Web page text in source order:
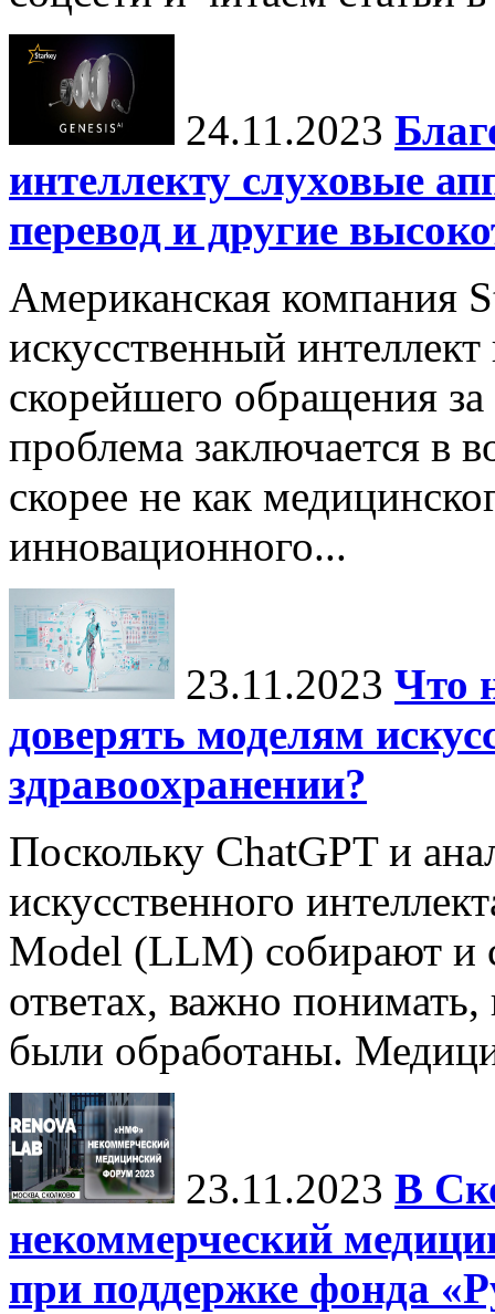
24.11.2023
интеллекту слуховые
перевод и другие
Американская компания
искусственный
скорейшего обращения
проблема заключается в
скорее не как
инновационного...
23.11.2023 Что
доверять моделям
здравоохранении?
Поскольку ChatGPT и
искусственного
Model (LLM) собирают и
ответах, важно
были обработаны.
23.11.2023 В
некоммерческий
при поддержке фонда